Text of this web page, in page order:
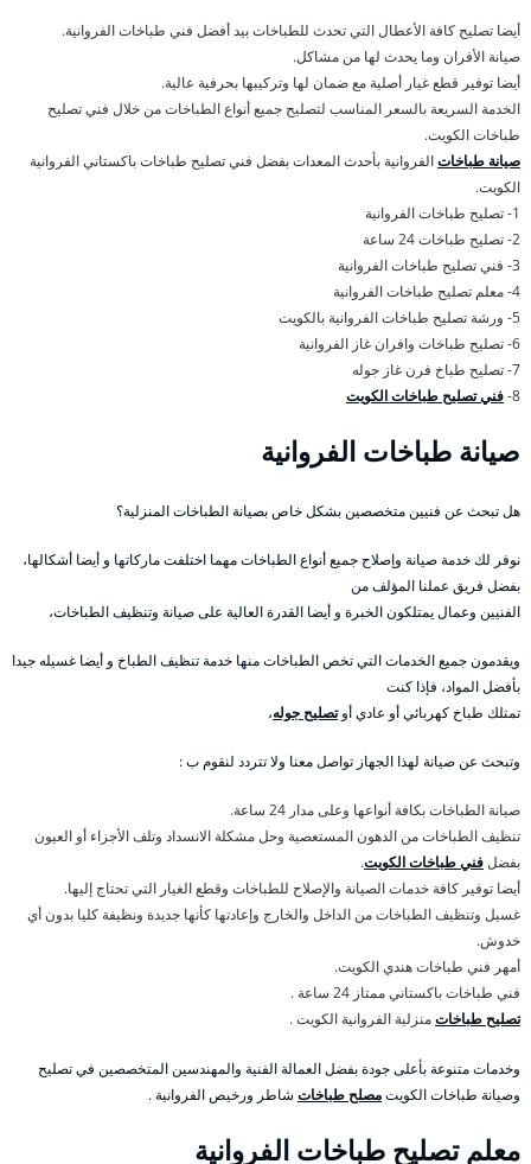
أيضا تصليح كافة الأعطال التي تحدث للطباخات بيد أفضل فني طباخات الفروانية.
صيانة الأفران وما يحدث لها من مشاكل.
أيضا توفير قطع غيار أصلية مع ضمان لها وتركيبها بحرفية عالية.
الخدمة السريعة بالسعر المناسب لتصليح جميع أنواع الطباخات من خلال فني تصليح
طباخات الكويت.
صيانة طباخاتالفروانية بأحدث المعدات بفضل فني تصليح طباخات باكستاني الفروانية
الكويت.
1- تصليح طباخات الفروانية
2- تصليح طباخات 24 ساعة
3- فني تصليح طباخات الفروانية
4- معلم تصليح طباخات الفروانية
5- ورشة تصليح طباخات الفروانية بالكويت
6- تصليح طباخات وافران غاز الفروانية
7- تصليح طباخ فرن غاز جوله
8- فني تصليح طباخات الكويت
صيانة طباخات الفروانية
هل تبحث عن فنيين متخصصين بشكل خاص بصيانة الطباخات المنزلية؟
نوفر لك خدمة صيانة وإصلاح جميع أنواع الطباخات مهما اختلفت ماركاتها و أيضا أشكالها،
بفضل فريق عملنا المؤلف من
الفنيين وعمال يمتلكون الخبرة و أيضا القدرة العالية على صيانة وتنظيف الطباخات،
ويقدمون جميع الخدمات التي تخص الطباخات منها خدمة تنظيف الطباخ و أيضا غسيله جيدا
بأفضل المواد، فإذا كنت
تمتلك طباخ كهربائي أو عادي أوتصليح جوله،
وتبحث عن صيانة لهذا الجهاز تواصل معنا ولا تتردد لنقوم ب :
صيانة الطباخات بكافة أنواعها وعلى مدار 24 ساعة.
تنظيف الطباخات من الدهون المستعصية وحل مشكلة الانسداد وتلف الأجزاء أو العيون
بفضلفني طباخات الكويت.
أيضا توفير كافة خدمات الصيانة والإصلاح للطباخات وقطع الغيار التي تحتاج إليها.
غسيل وتنظيف الطباخات من الداخل والخارج وإعادتها كأنها جديدة ونظيفة كليا بدون أي
خدوش.
أمهر فني طباخات هندي الكويت.
فني طباخات باكستاني ممتاز 24 ساعة .
تصليح طباخاتمنزلية الفروانية الكويت .
وخدمات متنوعة بأعلى جودة بفضل العمالة الفنية والمهندسين المتخصصين في تصليح
وصيانة طباخات الكويتمصلح طباخات شاطر ورخيص الفروانية .
معلم تصليح طباخات الفروانية